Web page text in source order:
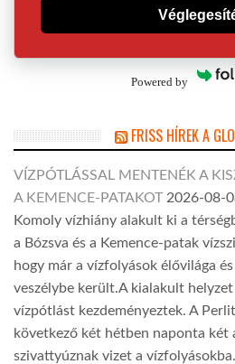
Powered by
FRISS HÍREK A
VÍZPÓTLÁSSAL MENTENÉK A
A KEMENCE-PATAKOT 2026-08-
Komoly vízhiány alakult ki a
a Bózsva és a Kemence-patak
hogy már a vízfolyások élővilága
veszélybe került.A kialakult
vízpótlást kezdeményeztek. A
következő két hétben naponta két
szivattyúznak vizet a vízfolyásokba.